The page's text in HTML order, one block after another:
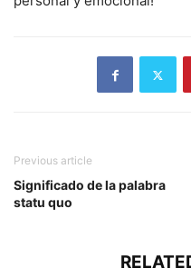
Previous article
Significado de la palabra
statu quo